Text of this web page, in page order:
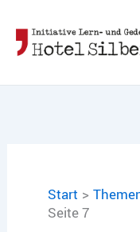
Inhalt
springen
Start
Seite 7